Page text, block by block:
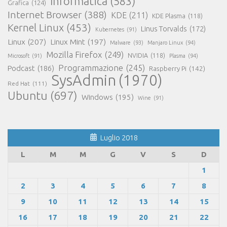
Grafica (124)
Internet Browser (388) KDE (211) KDE Plasma (118)
Kernel Linux (453) Kubernetes (91) Linus Torvalds (172)
Linux (207) Linux Mint (197) Malware (93) Manjaro Linux (94)
Microsoft (91) Mozilla Firefox (249) NVIDIA (118) Plasma (94)
Podcast (186) Programmazione (245) Raspberry Pi (142)
Red Hat (111) SysAdmin (1970)
Ubuntu (697) Windows (195) Wine (91)
Luglio 2018
L
M M G V S
D
1
2
3 4 5 6 7
8
9
10 11 12 13 14
15
16
17 18 19 20 21 22